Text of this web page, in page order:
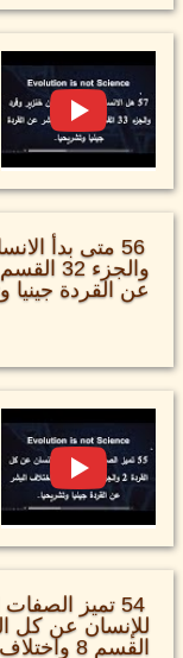
56 متى بدأ
عن القردة جينيا
54 تميز
القسم 8